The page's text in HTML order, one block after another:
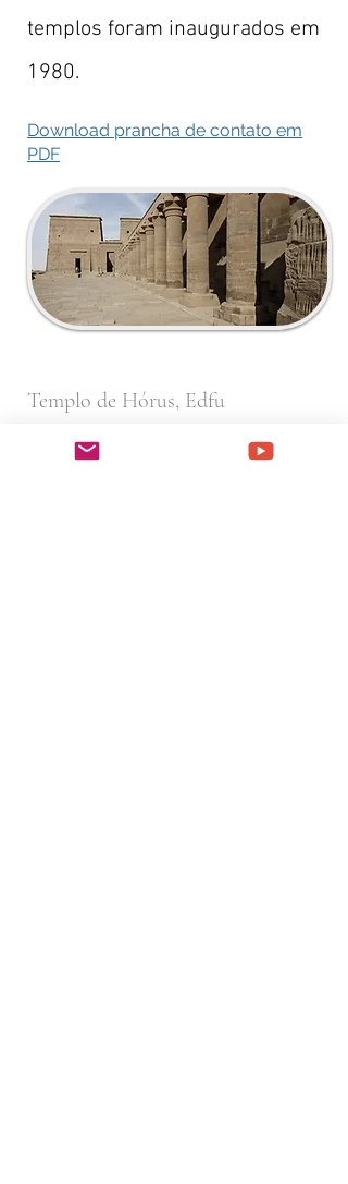
templos foram inaugurados em
1980.
Download prancha de contato em
PDF
Templo de Hórus, Edfu
Templo dedicado ao deus